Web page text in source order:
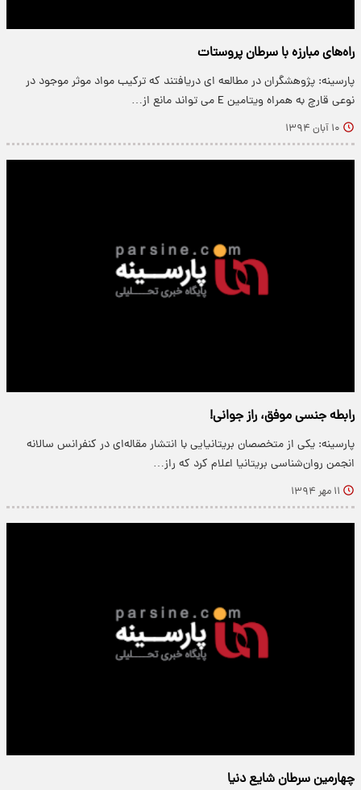
راه‌های مبارزه با سرطان پروستات
پارسینه: پژوهشگران در مطالعه ای دریافتند که ترکیب مواد موثر موجود در
نوعی قارچ به همراه ویتامین E می تواند مانع از…
۱۰ آبان ۱۳۹۴
رابطه جنسی موفق، راز جوانی!
پارسینه: یکی از متخصصان بریتانیایی با انتشار مقاله‌ای در کنفرانس سالانه
انجمن روان‌شناسی بریتانیا اعلام کرد که راز…
۱۱ مهر ۱۳۹۴
چهارمین سرطان شایع دنیا